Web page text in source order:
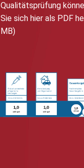
Qualitätsprüfung
Sie sich hier als PDF
MB)